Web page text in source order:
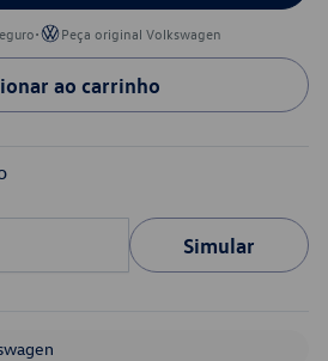
• Peça original Volkswagen
ao carrinho
Simular